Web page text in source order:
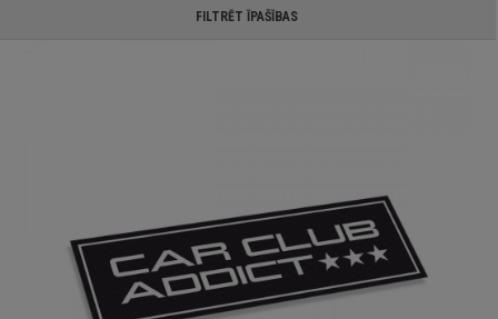
FILTRĒT ĪPAŠĪBAS